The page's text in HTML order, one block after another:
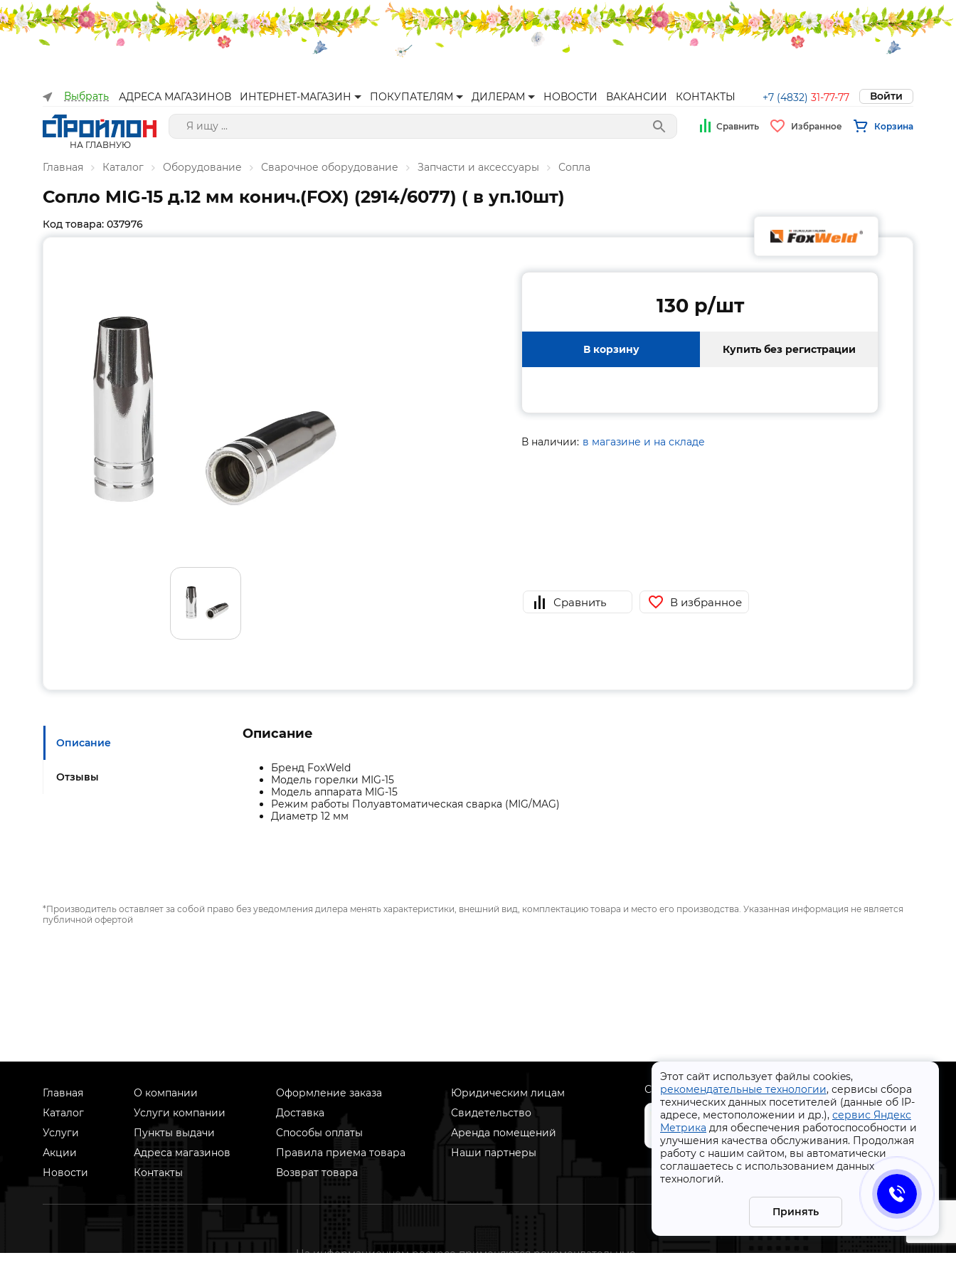
Выбрать АДРЕСА МАГАЗИНОВ ИНТЕРНЕТ-МАГАЗИН ПОКУПАТЕЛЯМ ДИЛЕРАМ НОВОСТИ ВАКАНСИИ КОНТАКТЫ +7 (4832) 31-77-77 Войти
НА ГЛАВНУЮ
Сравнить Избранное Корзина
Главная Каталог Оборудование Сварочное оборудование Запчасти и аксессуары Сопла
Этот сайт использует файлы cookies,
рекомендательные технологии, сервисы сбора
технических данных посетителей (данные об IP-
адресе, местоположении и др.), сервис Яндекс
Метрика для обеспечения работоспособности и
улучшения качества обслуживания. Продолжая
работу с нашим сайтом, вы автоматически
соглашаетесь с использованием данных
технологий.
Принять
Сопло MIG-15 д.12 мм конич.(FOX) (2914/6077) ( в уп.10шт)
Код товара: 037976
130 p/шт
В корзину Купить без регистрации
В наличии: в магазине и на складе
Сравнить В избранное
Описание
Отзывы
Описание
Бренд FoxWeld
Модель горелки MIG-15
Модель аппарата MIG-15
Режим работы Полуавтоматическая сварка (MIG/MAG)
Диаметр 12 мм
*Производитель оставляет за собой право без уведомления дилера менять характеристики, внешний вид, комплектацию товара и место его производства. Указанная информация не является
публичной офертой
Главная
Каталог
Услуги
Акции
Новости
О компании
Услуги компании
Пункты выдачи
Адреса магазинов
Контакты
Оформление заказа
Доставка
Способы оплаты
Правила приема товара
Возврат товара
Юридическим лицам
Свидетельство
Аренда помещений
Наши партнеры
Скачать приложение
+7 (4832) 31-77-77
На информационном ресурсе применяются рекомендательные